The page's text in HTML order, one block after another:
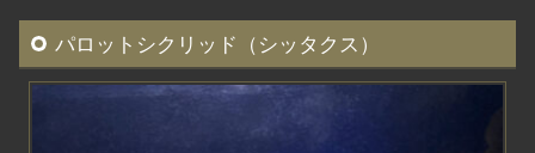
パロットシクリッド（シッタクス）